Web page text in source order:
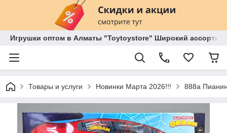
Игрушки оптом в Алматы "Toytoystore" Широкий
Товары и услуги Новинки Марта 2026!!! 888а